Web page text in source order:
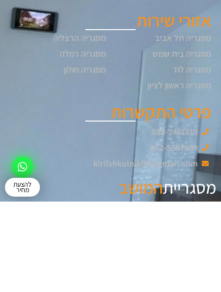
אזורי שירות
מסגריה תל אביב
מסגריה בית שמש
מסגריה לוד
מסגריה ראשון לציון
מסגריה הרצליה
מסגריה רמלה
מסגריה חולון
פרטי התקשרות
052-2411819
052-5507809
kirilshkolnik96@gmail.com
מסגרייתהמושב להצעת
מחיר